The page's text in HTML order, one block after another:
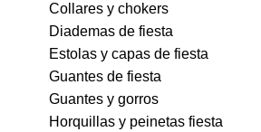
Collares y chokers
Diademas de fiesta
Estolas y capas de fiesta
Guantes de fiesta
Guantes y gorros
Horquillas y peinetas fiesta